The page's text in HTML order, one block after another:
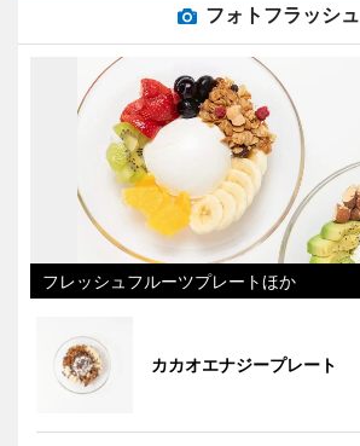
フォトフラッシュ
フレッシュフルーツプレートほか
カカオエナジープレート